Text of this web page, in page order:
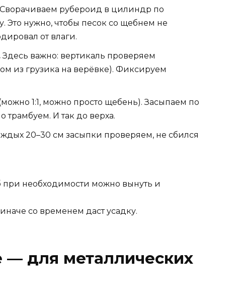
рубероид в цилиндр по
Это нужно, чтобы песок со щебнем не
от влаги.
Здесь важно: вертикаль проверяем
из грузика на верёвке). Фиксируем
1:1, можно просто щебень). Засыпаем по
трамбуем. И так до верха.
20–30 см засыпки проверяем, не сбился
при необходимости можно вынуть и
со временем даст усадку.
— для металлических